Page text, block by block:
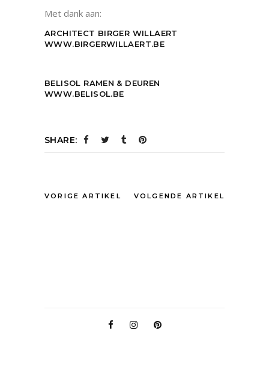
Met dank aan:
ARCHITECT BIRGER WILLAERT
WWW.BIRGERWILLAERT.BE
BELISOL RAMEN & DEUREN
WWW.BELISOL.BE
SHARE:
VORIGE ARTIKEL VOLGENDE ARTIKEL